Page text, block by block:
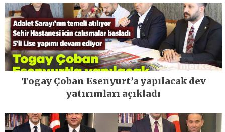
Togay Çoban Esenyurt’a yapılacak dev
yatırımları açıkladı